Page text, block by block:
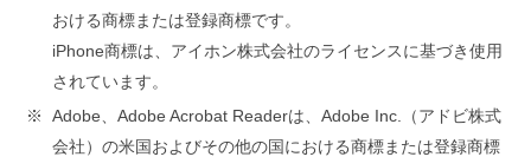
おける商標または登録商標です。
iPhone商標は、アイホン株式会社のライセンスに基づき使用
されています。
※
Adobe、Adobe Acrobat Readerは、Adobe Inc.（アドビ株式
会社）の米国およびその他の国における商標または登録商標